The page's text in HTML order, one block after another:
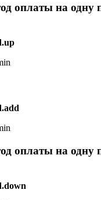
оплаты на одну
оплаты на одну